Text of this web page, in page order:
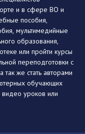
и в сфере ВО и
пособия,
мультимедийные
образования,
или пройти курсы
переподготовки с
же стать авторами
обучающих
уроков или